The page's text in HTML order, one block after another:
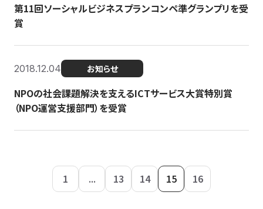
第11回ソーシャルビジネスプランコンペ準グランプリを受
賞
2018.12.04 お知らせ
NPOの社会課題解決を支えるICTサービス大賞特別賞
（NPO運営支援部門）を受賞
1 ... 13 14 15 16